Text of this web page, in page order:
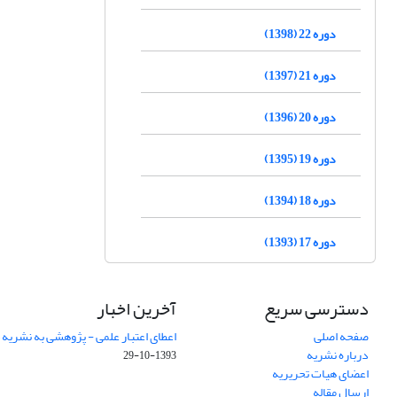
دوره 22 (1398)
دوره 21 (1397)
دوره 20 (1396)
دوره 19 (1395)
دوره 18 (1394)
دوره 17 (1393)
دسترسی سریع
صفحه اصلی
درباره نشریه
اعضای هیات تحریریه
ارسال مقاله
آخرین اخبار
اعطای اعتبار علمی - پژوهشی به
1393-10-29